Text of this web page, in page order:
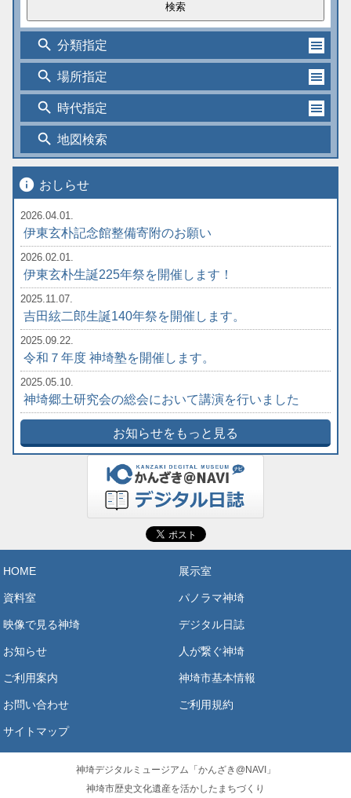
search 分類指定
search 場所指定
search 時代指定
search 地図検索
info おしらせ
2026.04.01.
伊東玄朴記念館整備寄附のお願い
2026.02.01.
伊東玄朴生誕225年祭を開催します！
2025.11.07.
吉田絃二郎生誕140年祭を開催します。
2025.09.22.
令和７年度 神埼塾を開催します。
2025.05.10.
神埼郷土研究会の総会において講演を行いました
お知らせをもっと見る
HOME 展示室
資料室 パノラマ神埼
映像で見る神埼 デジタル日誌
お知らせ 人が繋ぐ神埼
ご利用案内 神埼市基本情報
お問い合わせ ご利用規約
サイトマップ
神埼デジタルミュージアム「かんざき@NAVI」
神埼市歴史文化遺産を活かしたまちづくり